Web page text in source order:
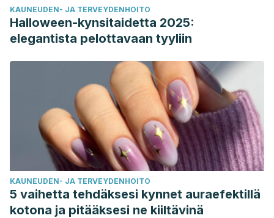
KAUNEUDEN- JA TERVEYDENHOITO
Halloween-kynsitaidetta 2025:
elegantista pelottavaan tyyliin
KAUNEUDEN- JA TERVEYDENHOITO
5 vaihetta tehdäksesi kynnet auraefektillä
kotona ja pitääksesi ne kiiltävinä